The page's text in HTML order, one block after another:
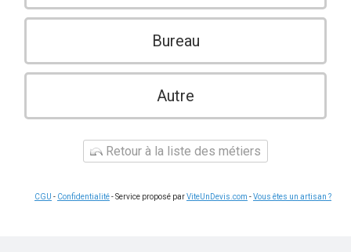
Bureau
Autre
Retour à la liste des métiers
CGU - Confidentialité- Service proposé parViteUnDevis.com -Vous êtes un artisan ?